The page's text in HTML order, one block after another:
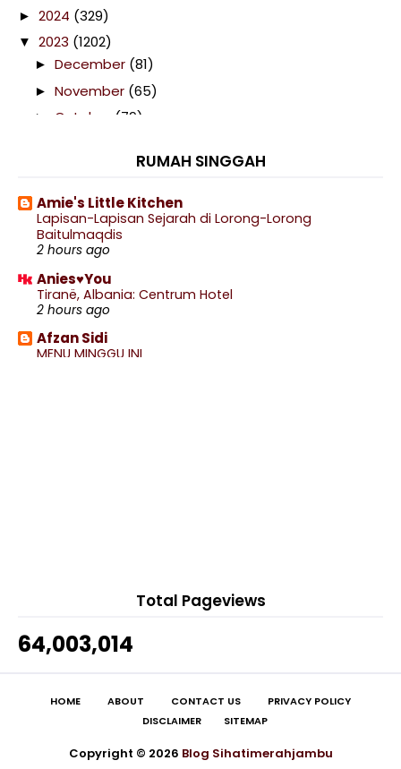
► 2024 (329)
▼ 2023 (1202)
► December (81)
► November (65)
► October (79)
Telefilem Kau Langit Aku Laut (TV3)
Siaran Langsung Kelantan United vs Penang Live
Str...
Siaran Langsung Negeri Sembilan vs Perak Live
Stre...
Salam Maulidur Rasul 1445H/ 2023M
Siaran Langsung Sri Pahang vs Kuching City Live
St...
Siaran Langsung KL City vs Kedah Live Streaming
30...
Telefilem Auta (TV9)
Telefilem Insan Terpilih (TV9) Berdasarkan Kisah
Pial...
SEPAHTU REUNION LIVE TOUR 2023 JOHOR BAHRU
Siaran Langsung Live Streaming Selangor vs
RUMAH SINGGAH
Amie's Little Kitchen
Lapisan-Lapisan Sejarah di Lorong-Lorong
Baitulmaqdis
2 hours ago
Anies♥You
Tiranë, Albania: Centrum Hotel
2 hours ago
Afzan Sidi
MENU MINGGU INI
Total Pageviews
64,003,014
HOME ABOUT CONTACT US
PRIVACY POLICY
DISCLAIMER
SITEMAP
Copyright © 2026 Blog Sihatimerahjambu